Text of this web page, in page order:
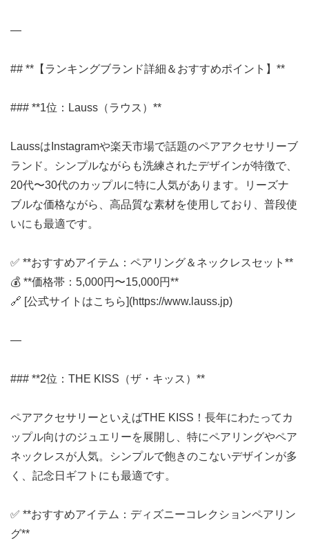
—
## **【ランキングブランド詳細＆おすすめポイント】**
### **1位：Lauss（ラウス）**
LaussはInstagramや楽天市場で話題のペアアクセサリーブ
ランド。シンプルながらも洗練されたデザインが特徴で、
20代〜30代のカップルに特に人気があります。リーズナ
ブルな価格ながら、高品質な素材を使用しており、普段使
いにも最適です。
✅ **おすすめアイテム：ペアリング＆ネックレスセット**
💰 **価格帯：5,000円〜15,000円**
🔗 [公式サイトはこちら](https://www.lauss.jp)
—
### **2位：THE KISS（ザ・キッス）**
ペアアクセサリーといえばTHE KISS！長年にわたってカ
ップル向けのジュエリーを展開し、特にペアリングやペア
ネックレスが人気。シンプルで飽きのこないデザインが多
く、記念日ギフトにも最適です。
✅ **おすすめアイテム：ディズニーコレクションペアリン
グ**